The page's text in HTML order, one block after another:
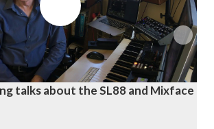
talks about the SL88 and Mixface